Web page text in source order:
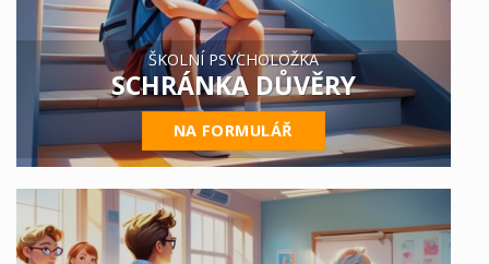
ŠKOLNÍ PSYCHOLOŽKA
SCHRÁNKA DŮVĚRY
NA FORMULÁŘ